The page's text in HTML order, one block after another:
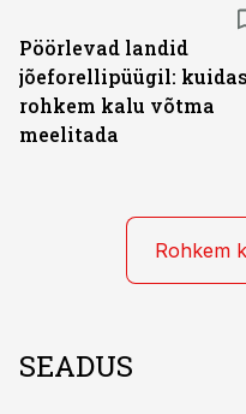
Pöörlevad landid
jõeforellipüügil: kuidas
rohkem kalu võtma
meelitada
Rohkem
SEADUS